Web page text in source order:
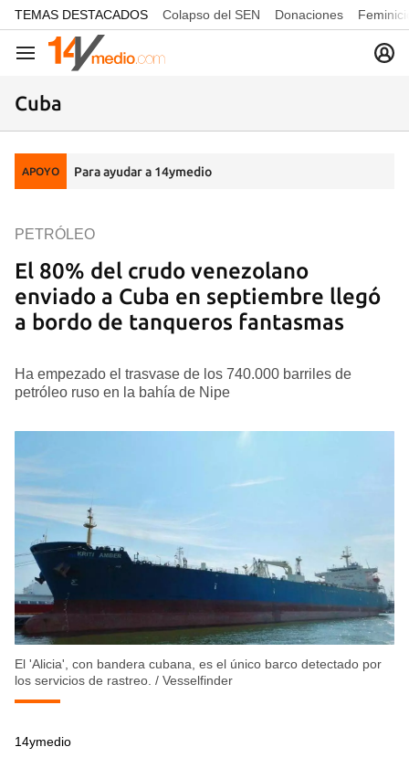
common.go-to-content
TEMAS DESTACADOS Colapso del SEN Donaciones
Navegación
Cuba
APOYO Para ayudar a 14ymedio
El 80% del crudo venezolano
enviado a Cuba en septiembre llegó
a bordo de tanqueros fantasmas
PETRÓLEO
Ha empezado el trasvase de los 740.000 barriles de
petróleo ruso en la bahía de Nipe
El 'Alicia', con bandera cubana, es el único barco detectado por
los servicios de rastreo. / Vesselfinder
14ymedio